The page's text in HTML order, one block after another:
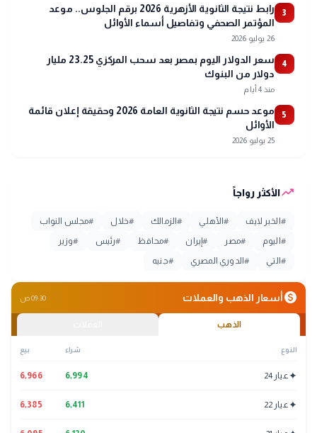
3
رابط نتيجة الثانوية الأزهرية 2026 برقم الجلوس.. موعد
المؤتمر الصحفي وتفاصيل أسماء الأوائل
26 يوليو 2026
4
سعر الدولار اليوم بمصر بعد سحب المركزي 23.25 مليار
دولار من البنوك
منذ 4 أيام
5
موعد حسم نتيجة الثانوية العامة 2026 وحقيقة إعلان قائمة
الأوائل
25 يوليو 2026
trending_upالأكثر رواجاً
# الخبر لايف #الأهلي #الزمالك #خلال #مجلس النواب
# اليوم #مصر #إيران #محافظ #رئيس #وزير
# التي #الدوري المصري #جنيه
monetization_onأسعار الذهب والعملات 09:30 ص
الذهب
النوع شراء بيع
✦عيار 24 6,994
6,966
✦عيار 22 6,411
6,385